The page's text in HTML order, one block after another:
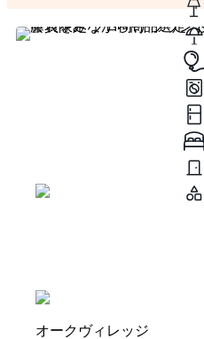
オークヴィレッジ